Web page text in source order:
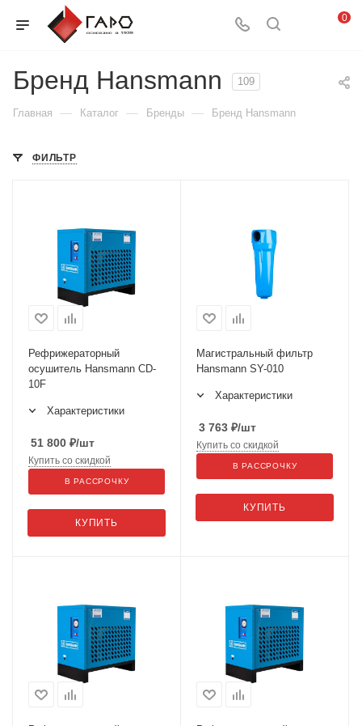
0
Бренд Hansmann 109
Главная — Каталог — Бренды — Бренд Hansmann
ФИЛЬТР
Рефрижераторный
осушитель Hansmann CD-
10F
Характеристики
51 800 ₽/шт
КУПИТЬ
Купить со скидкой
В РАССРОЧКУ
Магистральный фильтр
Hansmann SY-010
Характеристики
3 763 ₽/шт
КУПИТЬ
Купить со скидкой
В РАССРОЧКУ